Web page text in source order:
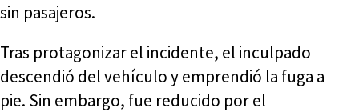
sin pasajeros.
Tras protagonizar el incidente, el inculpado
descendió del vehículo y emprendió la fuga a
pie. Sin embargo, fue reducido por el